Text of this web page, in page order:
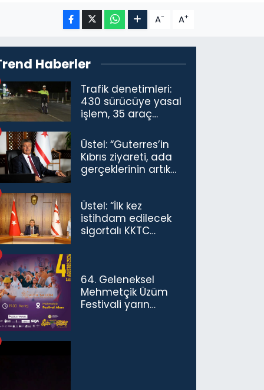
A- A+
Haberler
Trafik denetimleri:
430 sürücüye yasal
işlem, 35 araç
Üstel: “Guterres’in
Kıbrıs ziyareti, ada
gerçeklerinin artık
göstermiştir”
Üstel: “İlk kez
istihdam edilecek
sigortalı KKTC
64. Geleneksel
Mehmetçik Üzüm
Festivali yarın